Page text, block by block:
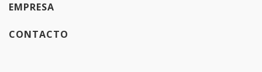
EMPRESA
CONTACTO